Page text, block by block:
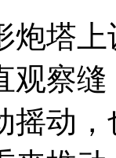
炮塔
观察
摇动